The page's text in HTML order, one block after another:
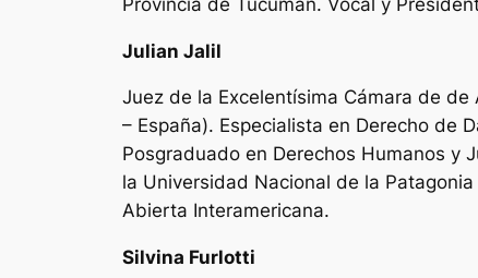
Julian Jalil
Juez de la Excelentísima Cámara de
– España). Especialista en Derecho de
Posgraduado en Derechos Humanos y
la Universidad Nacional de la
Abierta Interamericana.
Silvina Furlotti